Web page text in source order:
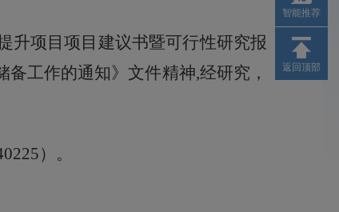
升项目项目建议书暨可行性研究报
备工作的通知》文件精神,经研究，
）。
智能推荐
返回顶部